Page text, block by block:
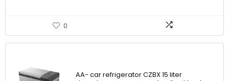
0
AA- car refrigerator CZBX 15 liter